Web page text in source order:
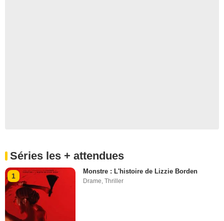
Séries les + attendues
1
Monstre : L'histoire de Lizzie Borden
Drame,Thriller